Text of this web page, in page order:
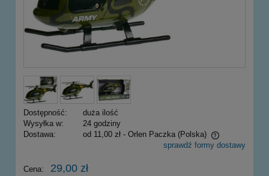
Dostępność:
duża ilość
Wysyłka w:
24 godziny
Dostawa:
od 11,00 zł - Orlen Paczka (Polska)
Cena nie zawiera ewentualnych kosztów płatności
sprawdź formy dostawy
Cena: 29,00 zł